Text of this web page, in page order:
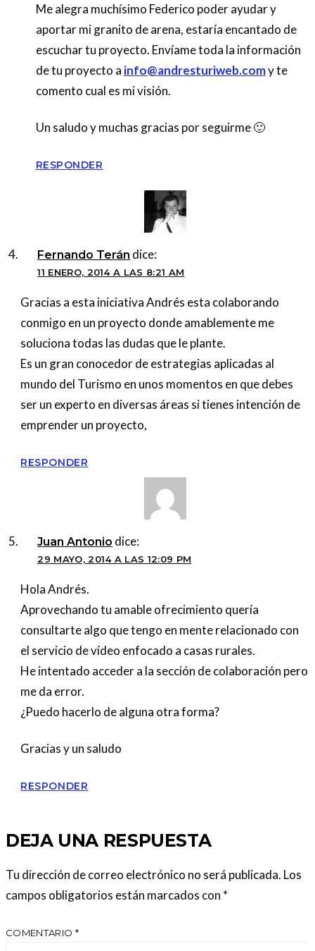
Me alegra muchísimo Federico poder ayudar y
aportar mi granito de arena, estaría encantado de
escuchar tu proyecto. Envíame toda la información
de tu proyecto a info@andresturiweb.comy te
comento cual es mi visión.
Un saludo y muchas gracias por seguirme 🙂
RESPONDER
Fernando Terán dice:
11 ENERO, 2014 A LAS 8:21 AM
Gracias a esta iniciativa Andrés esta colaborando
conmigo en un proyecto donde amablemente me
soluciona todas las dudas que le plante.
Es un gran conocedor de estrategias aplicadas al
mundo del Turismo en unos momentos en que debes
ser un experto en diversas áreas si tienes intención de
emprender un proyecto,
RESPONDER
Juan Antonio dice:
29 MAYO, 2014 A LAS 12:09 PM
Hola Andrés.
Aprovechando tu amable ofrecimiento quería
consultarte algo que tengo en mente relacionado con
el servicio de vídeo enfocado a casas rurales.
He intentado acceder a la sección de colaboración pero
me da error.
¿Puedo hacerlo de alguna otra forma?
Gracias y un saludo
RESPONDER
DEJA UNA RESPUESTA
Tu dirección de correo electrónico no será publicada. Los
campos obligatorios están marcados con *
COMENTARIO *